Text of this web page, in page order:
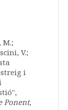
M.;
V.;
i
Ponent,